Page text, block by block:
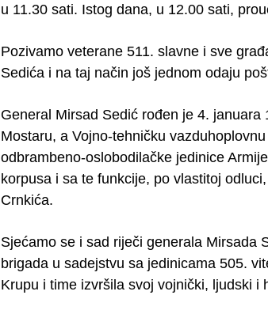
u 11.30 sati. Istog dana, u 12.00 sati,
Pozivamo veterane 511. slavne i sve
Sedića i na taj način još jednom odaju
General Mirsad Sedić rođen je 4.
Mostaru, a Vojno-tehničku
odbrambeno-oslobodilačke jedinice
korpusa i sa te funkcije, po vlastitoj
Crnkića.
Sjećamo se i sad riječi generala Mirsada
brigada u sadejstvu sa jedinicama 505.
Krupu i time izvršila svoj vojnički, ljudski i